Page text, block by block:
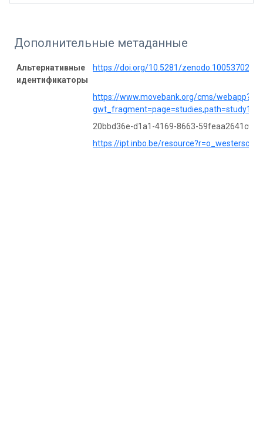
Дополнительные метаданные
Альтернативные
идентификаторы
https://doi.org/10.5281/zenodo.10053702
https://www.movebank.org/cms/webapp?
20bbd36e-d1a1-4169-8663-59feaa2641c0
https://ipt.inbo.be/